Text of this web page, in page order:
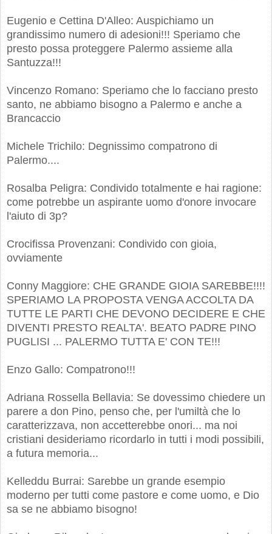
Eugenio e Cettina D'Alleo: Auspichiamo un
grandissimo numero di adesioni!!! Speriamo che
presto possa proteggere Palermo assieme alla
Santuzza!!!
Vincenzo Romano: Speriamo che lo facciano presto
santo, ne abbiamo bisogno a Palermo e anche a
Brancaccio
Michele Trichilo: Degnissimo compatrono di
Palermo....
Rosalba Peligra: Condivido totalmente e hai ragione:
come potrebbe un aspirante uomo d'onore invocare
l'aiuto di 3p?
Crocifissa Provenzani: Condivido con gioia,
ovviamente
Conny Maggiore: CHE GRANDE GIOIA SAREBBE!!!!
SPERIAMO LA PROPOSTA VENGA ACCOLTA DA
TUTTE LE PARTI CHE DEVONO DECIDERE E CHE
DIVENTI PRESTO REALTA'. BEATO PADRE PINO
PUGLISI ... PALERMO TUTTA E' CON TE!!!
Enzo Gallo: Compatrono!!!
Adriana Rossella Bellavia: Se dovessimo chiedere un
parere a don Pino, penso che, per l'umiltà che lo
caratterizzava, non accetterebbe onori... ma noi
cristiani desideriamo ricordarlo in tutti i modi possibili,
a futura memoria...
Kelleddu Burrai: Sarebbe un grande esempio
moderno per tutti come pastore e come uomo, e Dio
sa se ne abbiamo bisogno!